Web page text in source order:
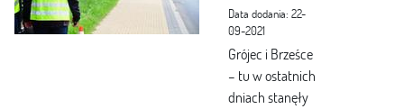
Data dodania: 22-
09-2021
Grójec i Brześce
– tu w ostatnich
dniach stanęły